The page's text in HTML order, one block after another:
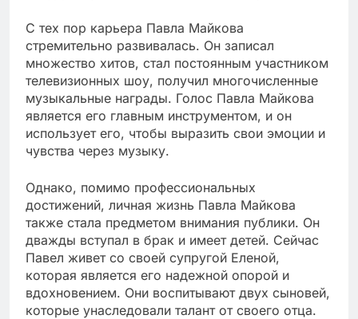
С тех пор карьера Павла Майкова
стремительно развивалась. Он записал
множество хитов, стал постоянным участником
телевизионных шоу, получил многочисленные
музыкальные награды. Голос Павла Майкова
является его главным инструментом, и он
использует его, чтобы выразить свои эмоции и
чувства через музыку.
Однако, помимо профессиональных
достижений, личная жизнь Павла Майкова
также стала предметом внимания публики. Он
дважды вступал в брак и имеет детей. Сейчас
Павел живет со своей супругой Еленой,
которая является его надежной опорой и
вдохновением. Они воспитывают двух сыновей,
которые унаследовали талант от своего отца.